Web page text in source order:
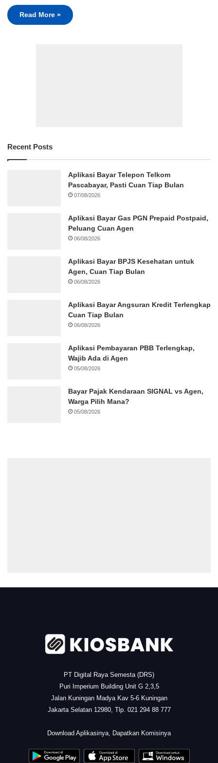
Read More »
Recent Posts
Aplikasi Bayar Telepon Telkom
Pascabayar, Pasti Cuan Tiap Bulan
07/08/2026
Aplikasi Bayar Gas PGN Prepaid Postpaid,
Peluang Cuan Agen
06/08/2026
Aplikasi Bayar BPJS Kesehatan untuk
Agen, Cuan Tiap Bulan
06/08/2026
Aplikasi Bayar Angsuran Kredit Terlengkap
Cuan Tiap Bulan
06/08/2026
Aplikasi Pembayaran PBB Terlengkap,
Wajib Ada di Agen
05/08/2026
Bayar Pajak Kendaraan SIGNAL vs Agen,
Warga Pilih Mana?
05/08/2026
PT Digital Raya Semesta (DRS)
Puri Imperium Building Unit G 2,3,5
Jalan Kuningan Madya Kav 5-6 Kuningan
Jakarta Selatan 12980, Tlp. 021 294 88 777
Download Aplikasinya, Dapatkan Komisinya